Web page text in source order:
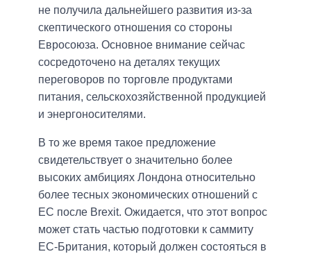
не получила дальнейшего развития из-за
скептического отношения со стороны
Евросоюза. Основное внимание сейчас
сосредоточено на деталях текущих
переговоров по торговле продуктами
питания, сельскохозяйственной продукцией
и энергоносителями.
В то же время такое предложение
свидетельствует о значительно более
высоких амбициях Лондона относительно
более тесных экономических отношений с
ЕС после Brexit. Ожидается, что этот вопрос
может стать частью подготовки к саммиту
ЕС-Британия, который должен состояться в